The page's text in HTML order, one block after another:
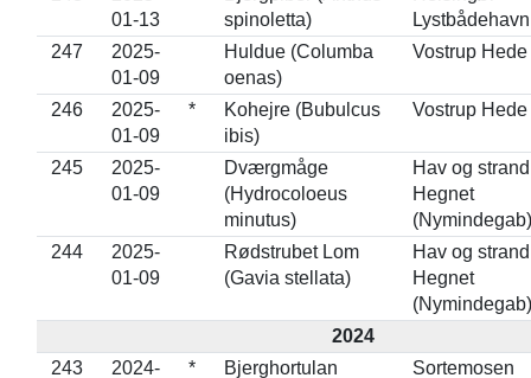
01-13
spinoletta)
Lystbådehavn
247
2025-
01-09
Huldue (Columba
oenas)
Vostrup Hede
246
2025-
01-09
*
Kohejre (Bubulcus
ibis)
Vostrup Hede
245
2025-
01-09
Dværgmåge
(Hydrocoloeus
minutus)
Hav og
Hegnet
(Nymindegab)
244
2025-
01-09
Rødstrubet Lom
(Gavia stellata)
Hav og
Hegnet
(Nymindegab)
2024
243
2024-
*
Bjerghortulan
Sortemosen